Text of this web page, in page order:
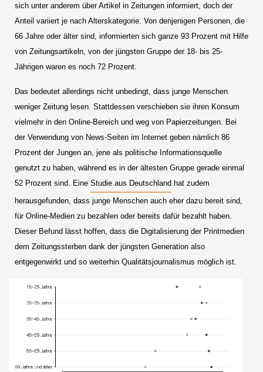
sich unter anderem über Artikel in Zeitungen informiert, doch der
Anteil variiert je nach Alterskategorie. Von denjenigen Personen, die
66 Jahre oder älter sind, informierten sich ganze 93 Prozent mit Hilfe
von Zeitungsartikeln, von der jüngsten Gruppe der 18- bis 25-
Jährigen waren es noch 72 Prozent.
Das bedeutet allerdings nicht unbedingt, dass junge Menschen
weniger Zeitung lesen. Stattdessen verschieben sie ihren Konsum
vielmehr in den Online-Bereich und weg von Papierzeitungen. Bei
der Verwendung von News-Seiten im Internet geben nämlich 86
Prozent der Jungen an, jene als politische Informationsquelle
genutzt zu haben, während es in der ältesten Gruppe gerade einmal
52 Prozent sind. Eine Studie aus Deutschland hat zudem
herausgefunden, dass junge Menschen auch eher dazu bereit sind,
für Online-Medien zu bezahlen oder bereits dafür bezahlt haben.
Dieser Befund lässt hoffen, dass die Digitalisierung der Printmedien
dem Zeitungssterben dank der jüngsten Generation also
entgegenwirkt und so weiterhin Qualitätsjournalismus möglich ist.